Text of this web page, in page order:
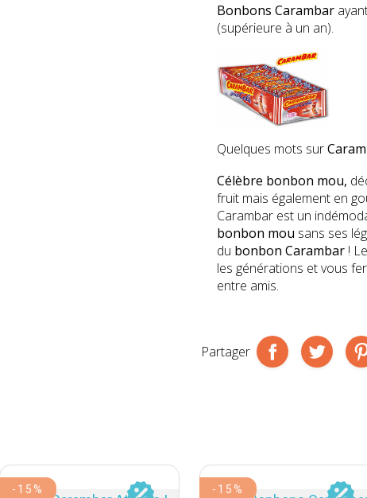
Bonbons Carambar
(supérieure à un an).
Quelques mots sur
Célèbre bonbon mou,
fruit mais également en
Carambar est un
bonbon mou sans ses
du bonbon Carambar !
les générations et vous
entre amis.
Partager
-15% -15%